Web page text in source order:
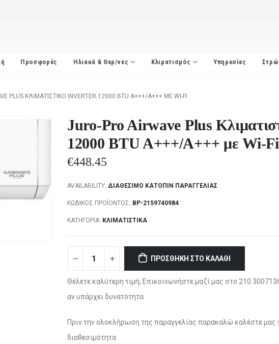
Προσφορές Ηλιακά & Θερ/νες Κλιματισμός Υπηρεσίες
PLUS ΚΛΙΜΑΤΙΣΤΙΚΌ INVERTER 12000 BTU A+++/A+++ ΜΕ WI-FI
Juro-Pro Airwave Plus
12000 BTU A+++/A+++ με Wi-Fi
€448.45
AVAILABILITY: ΔΙΑΘΈΣΙΜΟ ΚΑΤΌΠΙΝ ΠΑΡΑΓΓΕΛΊΑΣ
ΚΩΔΙΚΌΣ ΠΡΟΪΌΝΤΟΣ: BP-2159740984
ΚΑΤΗΓΟΡΊΑ: ΚΛΙΜΑΤΙΣΤΙΚΆ
ΠΡΟΣΘΉΚΗ ΣΤΟ ΚΑΛΆΘΙ
Θέλετε καλύτερη τιμή; Επικοινωνήστε μαζί μας στο 210
αν υπάρχει δυνατότητα
Πριν την ολοκλήρωση της παραγγελίας παρακαλώ καλέστε μας
διαθεσιμότητα